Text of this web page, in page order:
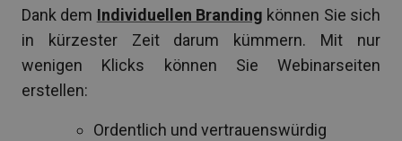
Dank dem Individuellen Branding können Sie sich
in kürzester Zeit darum kümmern. Mit nur
wenigen Klicks können Sie Webinarseiten
erstellen:
Ordentlich und vertrauenswürdig